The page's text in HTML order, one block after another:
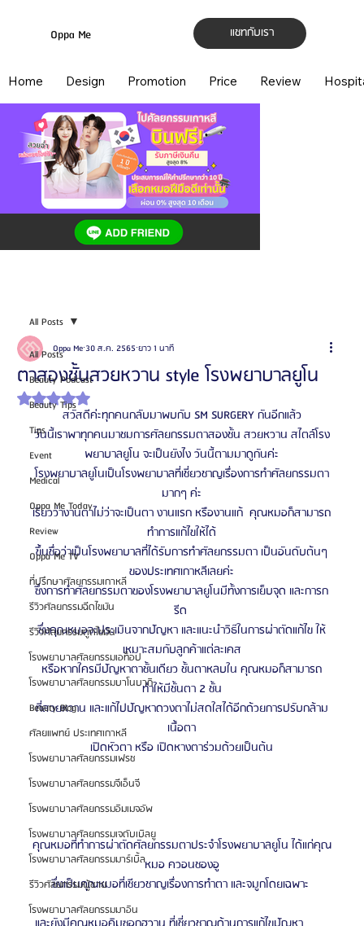
แชทกับเรา
Oppa Me
Home Design Promotion Price Review
All Posts
Beauty Podcast
Beauty Tips
Tips
Event
Medical
Oppa Me Today
Review
Oppa Me TV
ที่ปรึกษาศัลยกรรมเกาหลี
รีวิวศัลยกรรมฉีดไขมัน
รีวิวศัลยกรรมดูดไขมัน
โรงพยาบาลศัลยกรรมเอท็อป
โรงพยาบาลศัลยกรรมบาโนบากิ
Beauty Blog
ศัลยแพทย์ ประเทศเกาหลี
โรงพยาบาลศัลยกรรมเฟรช
โรงพยาบาลศัลยกรรมจีเอ็นจี
โรงพยาบาลศัลยกรรมอิมเมจอัพ
โรงพยาบาลศัลยกรรมเจดับเบิลยู
โรงพยาบาลศัลยกรรมมาร์เบิ้ล
รีวิวศัลยกรรมผู้ชาย
โรงพยาบาลศัลยกรรมมาอิน
All Posts
ตาสองชั้นสวยหวาน style โรงพยาบาลยูโน
Oppa Me 30 ส.ค. 2565 ยาว 1 นาที
ได้รับ NaN เต็ม 5 ดาว
สวัสดีค่ะทุกคนกลับมาพบกับ SM SURGERY กันอีกแล้ว
วันนี้เราพาทุกคนมาชมการศัลยกรรมตาสองชั้น สวยหวาน สไตล์โรง
พยาบาลยูโน จะเป็นยังไง วันนี้ตามมาดูกันค่ะ
โรงพยาบาลยูโนเป็นโรงพยาบาลที่เชี่ยวชาญเรื่องการทำศัลยกรรมตา
มากๆ ค่ะ
เรียวว่างานตาไม่ว่าจะเป็นตา งานแรก หรืองานแก้  คุณหมอก็สามารถ
ทำการแก้ไขให้ได้
ขึ้นชื่อว่าเป็นโรงพยาบาลที่ได้รับการทำศัลยกรรมตา เป็นอันดับต้นๆ
ของประเทศเกาหลีเลยค่ะ
ซึ่งการทำศัลยกรรมตาของโรงพยาบาลยูโนมีทั้งการเย็บจุด และการก
รีด
ซึ่งคุณหมอจะประเมินจากปัญหา และแนะนำวิธ๊ในการผ่าตัดแก้ไข ให้
เหมาะสมกับลูกค้าแต่ละเคส
หรือหากใครมีปัญหาตาชั้นเดียว ชั้นตาหลบใน คุณหมอก็สามารถ
ทำให้มีชั้นตา 2 ชั้น
ที่สวยหวาน และแก้ไปปัญหาดวงตาไม่สดใสได้อีกด้วยการปรับกล้าม
เนื้อตา
เปิดหัวตา หรือ เปิดหางตาร่วมด้วยเป็นต้น
คุณหมอที่ทำการผ่าตัดศัลยกรรมตาประจำโรงพยาบาลยูโน ได้แก่คุณ
หมอ ควอนชองอู
ซึ่งเป็นคุณหมอที่เชียวชาญเรื่องการทำตา และจมูกโดยเฉพาะ